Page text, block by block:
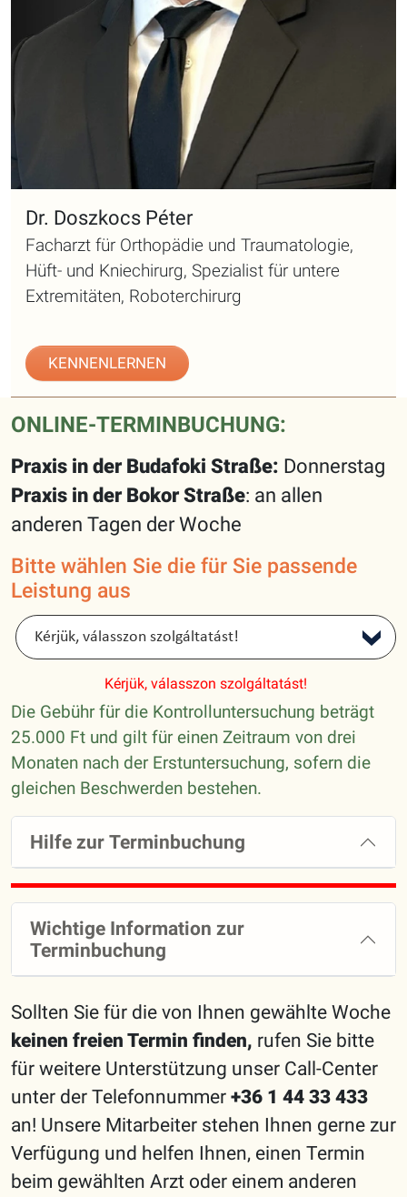
Dr. Doszkocs Péter
Facharzt für Orthopädie und Traumatologie,
Hüft- und Kniechirurg, Spezialist für untere
Extremitäten, Roboterchirurg
KENNENLERNEN
ONLINE-TERMINBUCHUNG:
Praxis in der Budafoki Straße: Donnerstag
Praxis in der Bokor Straße: an allen
anderen Tagen der Woche
Bitte wählen Sie die für Sie passende
Leistung aus
Kérjük, válasszon szolgáltatást!
Die Gebühr für die Kontrolluntersuchung beträgt
25.000 Ft und gilt für einen Zeitraum von drei
Monaten nach der Erstuntersuchung, sofern die
gleichen Beschwerden bestehen.
Hilfe zur Terminbuchung
Wichtige Information zur
Terminbuchung
Sollten Sie für die von Ihnen gewählte Woche
keinen freien Termin finden, rufen Sie bitte
für weitere Unterstützung unser Call-Center
unter der Telefonnummer +36 1 44 33 433
an! Unsere Mitarbeiter stehen Ihnen gerne zur
Verfügung und helfen Ihnen, einen Termin
beim gewählten Arzt oder einem anderen